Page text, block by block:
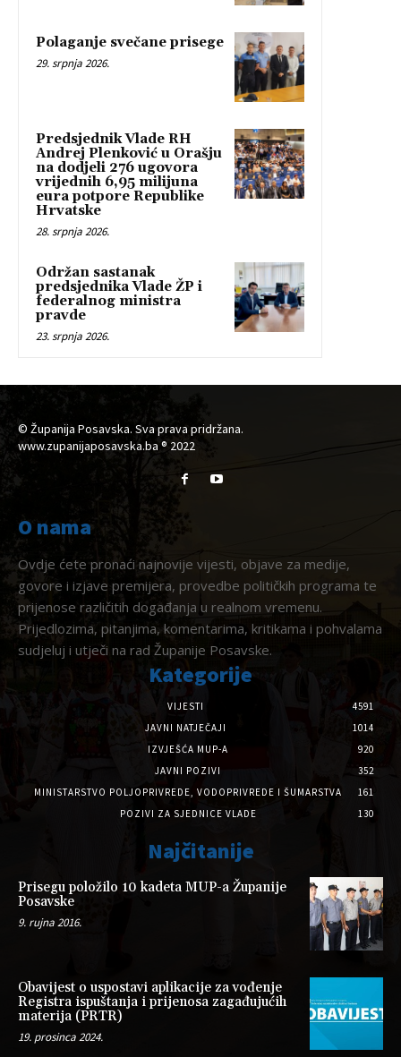
Polaganje svečane prisege
29. srpnja 2026.
Predsjednik Vlade RH
Andrej Plenković u Orašju
na dodjeli 276 ugovora
vrijednih 6,95 milijuna
eura potpore Republike
Hrvatske
28. srpnja 2026.
Održan sastanak
predsjednika Vlade ŽP i
federalnog ministra
pravde
23. srpnja 2026.
© Županija Posavska. Sva prava pridržana.
www.zupanijaposavska.ba ® 2022
O nama
Ovdje ćete pronaći najnovije vijesti, objave za medije,
govore i izjave premijera, provedbe političkih programa te
prijenose različitih događanja u realnom vremenu.
Prijedlozima, pitanjima, komentarima, kritikama i pohvalama
sudjeluj i utječi na rad Županije Posavske.
Kategorije
VIJESTI
4591
JAVNI NATJEČAJI
1014
IZVJEŠĆA MUP-A
920
JAVNI POZIVI
352
MINISTARSTVO POLJOPRIVREDE, VODOPRIVREDE I ŠUMARSTVA
161
POZIVI ZA SJEDNICE VLADE
130
Najčitanije
Prisegu položilo 10 kadeta MUP-a Županije
Posavske
9. rujna 2016.
Obavijest o uspostavi aplikacije za vođenje
Registra ispuštanja i prijenosa zagađujućih
materija (PRTR)
19. prosinca 2024.